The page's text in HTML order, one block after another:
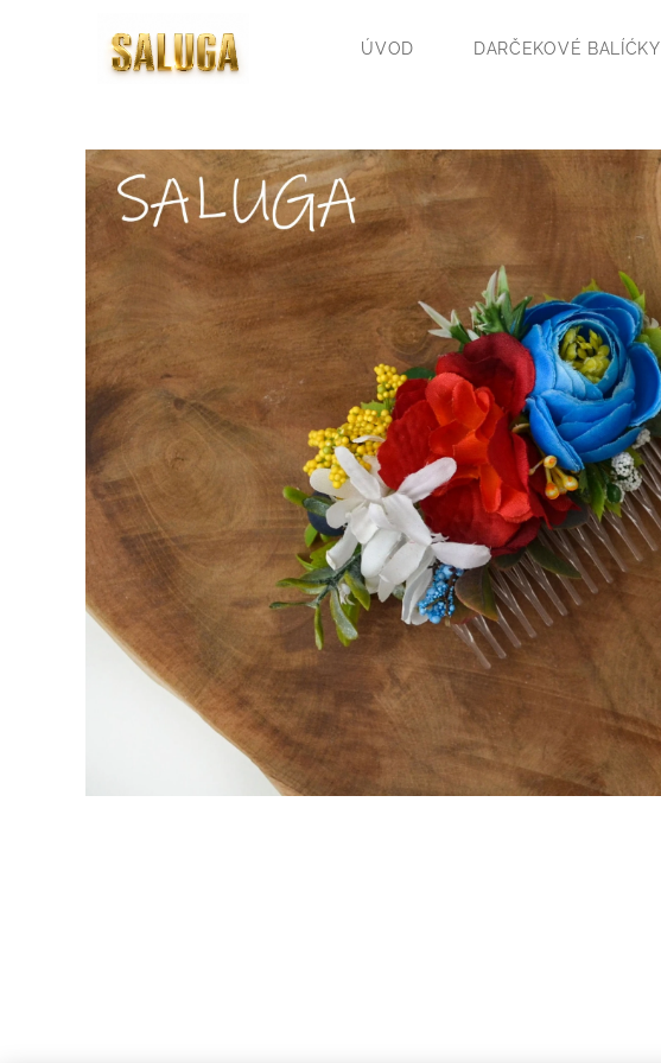
ÚVOD DARČEKOVÉ BALÍĆKY